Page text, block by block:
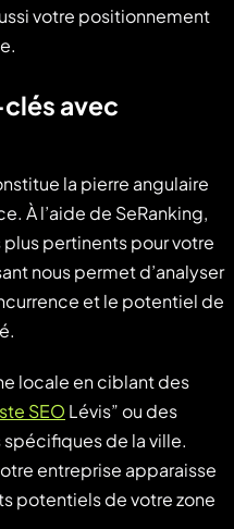
votre positionnement
avec
la pierre angulaire
À l’aide de SeRanking,
pertinents pour votre
nous permet d’analyser
et le potentiel de
locale en ciblant des
SEO Lévis” ou des
de la ville.
entreprise apparaisse
potentiels de votre zone